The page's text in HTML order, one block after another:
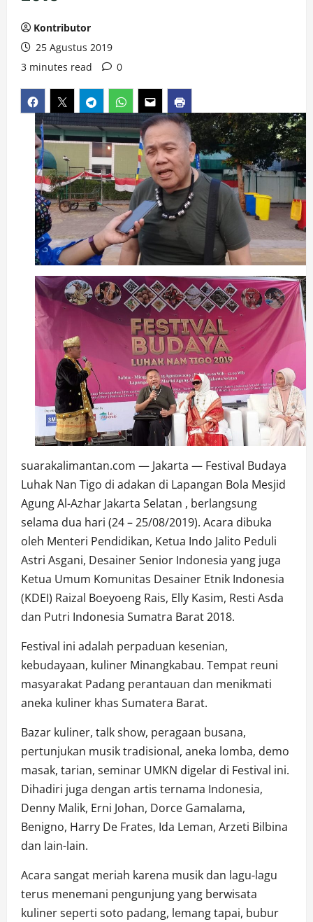
Kontributor
25 Agustus 2019
3 minutes read
0
suarakalimantan.com — Jakarta — Festival Budaya
Luhak Nan Tigo di adakan di Lapangan Bola Mesjid
Agung Al-Azhar Jakarta Selatan , berlangsung
selama dua hari (24 – 25/08/2019). Acara dibuka
oleh Menteri Pendidikan, Ketua Indo Jalito Peduli
Astri Asgani, Desainer Senior Indonesia yang juga
Ketua Umum Komunitas Desainer Etnik Indonesia
(KDEI) Raizal Boeyoeng Rais, Elly Kasim, Resti Asda
dan Putri Indonesia Sumatra Barat 2018.
Festival ini adalah perpaduan kesenian,
kebudayaan, kuliner Minangkabau. Tempat reuni
masyarakat Padang perantauan dan menikmati
aneka kuliner khas Sumatera Barat.
Bazar kuliner, talk show, peragaan busana,
pertunjukan musik tradisional, aneka lomba, demo
masak, tarian, seminar UMKN digelar di Festival ini.
Dihadiri juga dengan artis ternama Indonesia,
Denny Malik, Erni Johan, Dorce Gamalama,
Benigno, Harry De Frates, Ida Leman, Arzeti Bilbina
dan lain-lain.
Acara sangat meriah karena musik dan lagu-lagu
terus menemani pengunjung yang berwisata
kuliner seperti soto padang, lemang tapai, bubur